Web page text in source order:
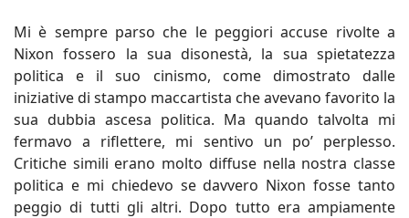
Mi è sempre parso che le peggiori accuse rivolte a
Nixon fossero la sua disonestà, la sua spietatezza
politica e il suo cinismo, come dimostrato dalle
iniziative di stampo maccartista che avevano favorito la
sua dubbia ascesa politica. Ma quando talvolta mi
fermavo a riflettere, mi sentivo un po’ perplesso.
Critiche simili erano molto diffuse nella nostra classe
politica e mi chiedevo se davvero Nixon fosse tanto
peggio di tutti gli altri. Dopo tutto era ampiamente